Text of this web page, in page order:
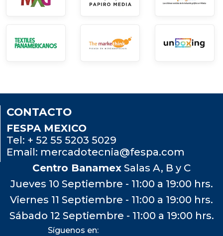
CONTACTO
FESPA MEXICO
Tel: + 52 55 5203 5029
Email: mercadotecnia@fespa.com
Centro Banamex Salas A, B y C
Jueves 10 Septiembre - 11:00 a 19:00 hrs.
Viernes 11 Septiembre - 11:00 a 19:00 hrs.
Sábado 12 Septiembre - 11:00 a 19:00 hrs.
Síguenos en: